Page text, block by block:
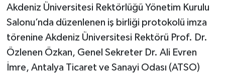
Akdeniz Üniversitesi Rektörlüğü Yönetim Kurulu
Salonu’nda düzenlenen iş birliği protokolü imza
törenine Akdeniz Üniversitesi Rektörü Prof. Dr.
Özlenen Özkan, Genel Sekreter Dr. Ali Evren
İmre, Antalya Ticaret ve Sanayi Odası (ATSO)